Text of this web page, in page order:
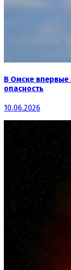
В Омске
опасность
10.06.2026